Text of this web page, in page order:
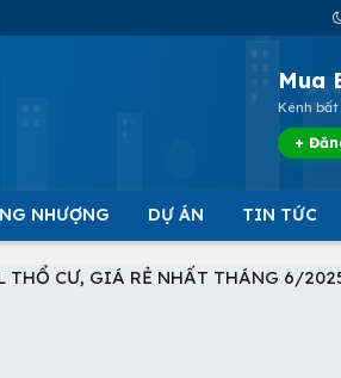
Mua
Kênh bất
+
NHƯỢNG DỰ ÁN TIN TỨC